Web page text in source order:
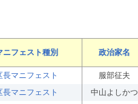
ニフェスト種別 政治家名
長マニフェスト 服部征夫
長マニフェスト 中山よしかつ